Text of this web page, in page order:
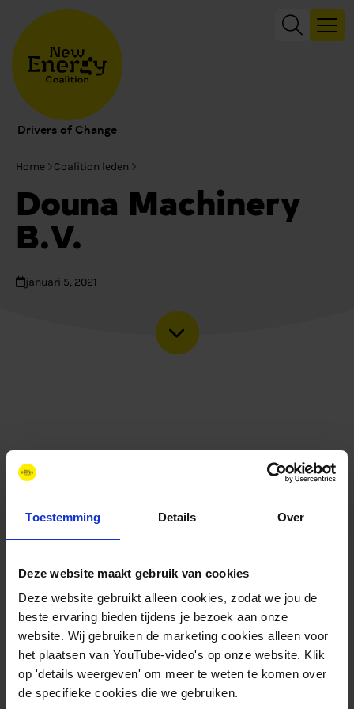
Toestemming Details Over
Deze website maakt gebruik van cookies
Deze website gebruikt alleen cookies, zodat we jou de
beste ervaring bieden tijdens je bezoek aan onze
website. Wij gebruiken de marketing cookies alleen voor
het plaatsen van YouTube-video's op onze website. Klik
op 'details weergeven' om meer te weten te komen over
de specifieke cookies die we gebruiken.
Drivers of Change
Home Coalition leden
Douna Machinery
B.V.
januari 5, 2021
Contact
+31 88 11 66 800
info@newenergycoalition.org
Bereikbaarheid
Ma-Do: 8:30-17:00 uur